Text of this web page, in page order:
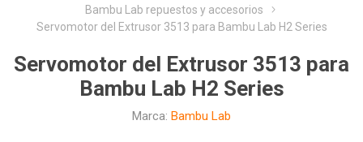
Bambu Lab repuestos y accesorios
Servomotor del Extrusor 3513 para Bambu Lab H2 Series
Servomotor del Extrusor 3513 para
Bambu Lab H2 Series
Marca: Bambu Lab